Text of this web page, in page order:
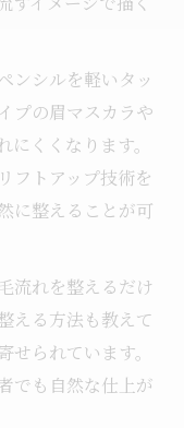
ンシルを軽いタッ
プの眉マスカラや
くくなります。
フトアップ技術を
に整えることが可
流れを整えるだけ
える方法も教えて
られています。
でも自然な仕上が